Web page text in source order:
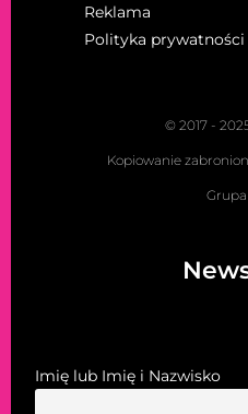
Reklama
Polityka prywatności
© 2017 -
Kopiowanie
Imię lub Imię i Nazwisko